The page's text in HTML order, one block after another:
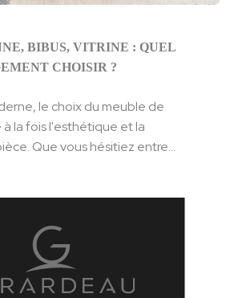
BIBUS, VITRINE : QUEL
CHOISIR ?
le choix du meuble de
la fois l'esthétique et la
Que vous hésitiez entre...